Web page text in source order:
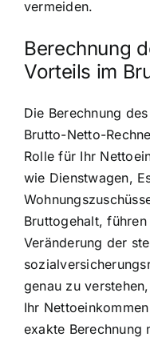
vermeiden.
Berechnung
Vorteils im
Die Berechnung
Brutto-Netto-
Rolle für Ihr
wie Dienstwagen,
Bruttogehalt,
Veränderung der
genau zu
Ihr
exakte Berechnung